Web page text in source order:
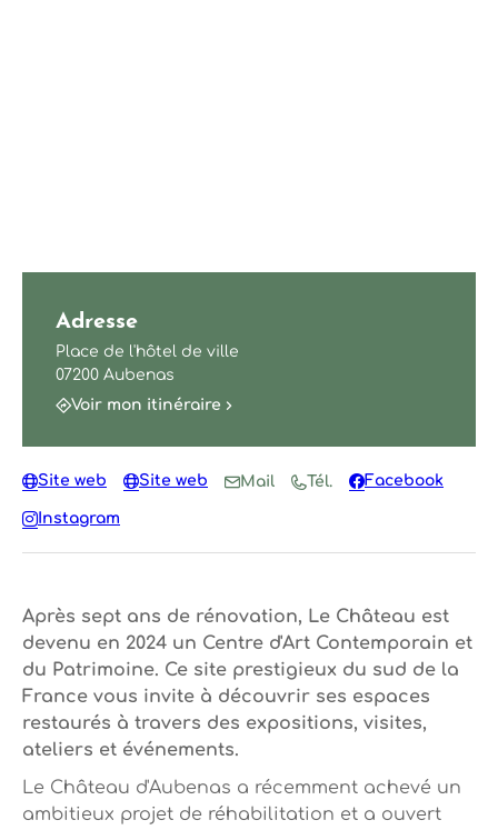
Après sept ans de rénovation, Le Château est
devenu en 2024 un Centre d'Art Contemporain et
du Patrimoine. Ce site prestigieux du sud de la
France vous invite à découvrir ses espaces
restaurés à travers des expositions, visites,
ateliers et événements.
Le Château d'Aubenas a récemment achevé un
ambitieux projet de réhabilitation et a ouvert
Adresse
Place de l'hôtel de ville
07200 Aubenas
Voir mon itinéraire
Site web Site web Mail Tél. Facebook
Instagram